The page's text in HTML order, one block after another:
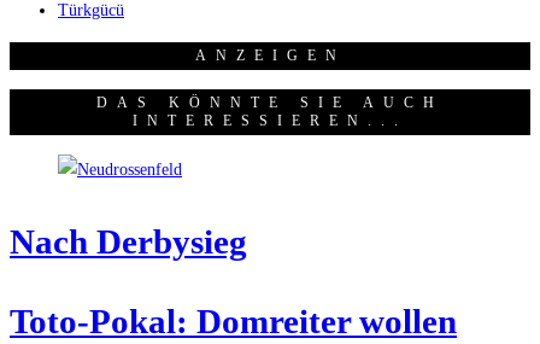
Türkgücü
ANZEI­GEN
DAS KÖNNTE SIE AUCH
INTERESSIEREN...
Nach Der­by­sieg
Toto-Pokal: Dom­rei­ter wol­len